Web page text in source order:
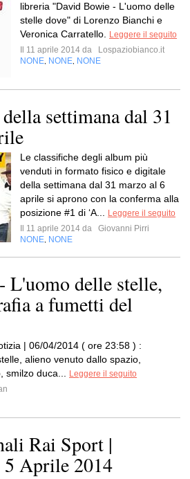
libreria "David Bowie - L'uomo delle
stelle dove" di Lorenzo Bianchi e
Veronica Carratello.
Leggere il seguito
Il 11 aprile 2014 da
Lospaziobianco.it
NONE NONE NONE
settimana dal 31
Le classifiche degli album più
venduti in formato fisico e digitale
della settimana dal 31 marzo al 6
aprile si aprono con la conferma alla
posizione #1 di ‘A...
Leggere il seguito
Il 11 aprile 2014 da
Giovanni Pirri
NONE NONE
L'uomo delle stelle,
a fumetti del
| 06/04/2014 ( ore 23:58 ) :
alieno venuto dallo spazio,
smilzo duca...
Leggere il seguito
Rai Sport |
5 Aprile 2014